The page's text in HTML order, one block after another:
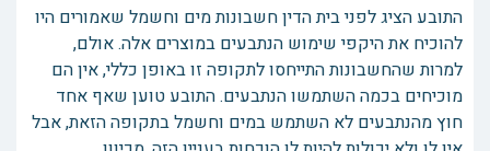
התובע הציג לפני בית הדין חשבונות מים וחשמל שאמורים היו
להוכיח את היקפי שימוש הנתבעים במוצרים אלה. אולם,
למרות שהחשבונות התייחסו לתקופה זו באופן כללי, אין הם
מוכיחים בכמה השתמשו הנתבעים. התובע טוען שאף אחד
חוץ מהנתבעים לא השתמש במים וחשמל בתקופה הזאת, אבל